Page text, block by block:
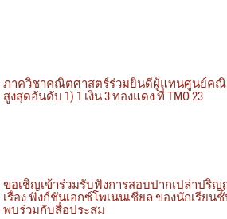
ภาควิชาคณิตศาสตร์ร่วมยินดีผู้แทนศูนย์คณิต
สูงสุดอันดับ 1) 1 เงิน 3 ทองแดง ที่ TMO 23
ขอเชิญเข้าร่วมรับฟังการสอบปากเปล่าป
เรื่อง ฟังก์ชันเอกซ์โพเนนเชียล ของนักเรีย
พบร่วมกับสื่อประสม